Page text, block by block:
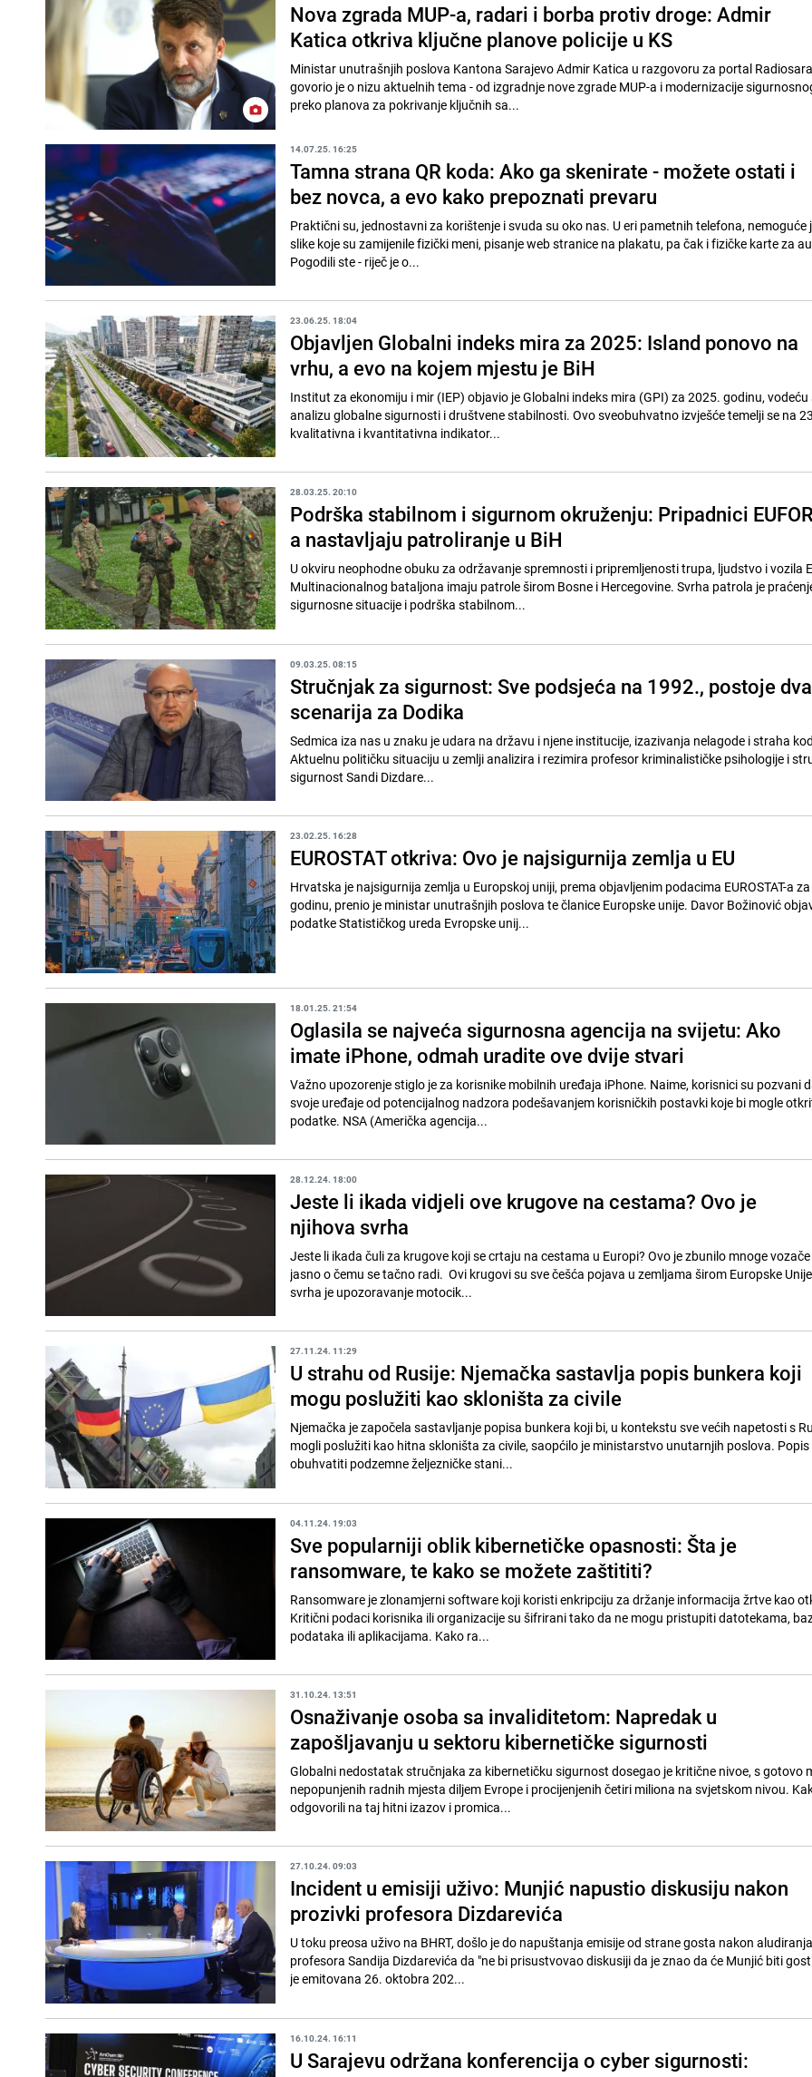
Nova zgrada MUP-a, radari i borba protiv droge: Admir
Katica otkriva ključne planove policije u KS
Ministar unutrašnjih poslova Kantona Sarajevo Admir Katica u razgovoru za portal
govorio je o nizu aktuelnih tema - od izgradnje nove zgrade MUP-a i modernizacije
preko planova za pokrivanje ključnih sa...
14.07.25. 16:25
Tamna strana QR koda: Ako ga skenirate - možete ostati i
bez novca, a evo kako prepoznati prevaru
Praktični su, jednostavni za korištenje i svuda su oko nas. U eri pametnih telefona, nemoguće
slike koje su zamijenile fizički meni, pisanje web stranice na plakatu, pa čak i fizičke karte za
Pogodili ste - riječ je o...
23.06.25. 18:04
Objavljen Globalni indeks mira za 2025: Island ponovo na
vrhu, a evo na kojem mjestu je BiH
Institut za ekonomiju i mir (IEP) objavio je Globalni indeks mira (GPI) za 2025. godinu, vodeću
analizu globalne sigurnosti i društvene stabilnosti. Ovo sveobuhvatno izvješće temelji se na 23
kvalitativna i kvantitativna indikator...
28.03.25. 20:10
Podrška stabilnom i sigurnom okruženju: Pripadnici
a nastavljaju patroliranje u BiH
U okviru neophodne obuku za održavanje spremnosti i pripremljenosti trupa, ljudstvo i vozila
Multinacionalnog bataljona imaju patrole širom Bosne i Hercegovine. Svrha patrola je
sigurnosne situacije i podrška stabilnom...
09.03.25. 08:15
Stručnjak za sigurnost: Sve podsjeća na 1992., postoje dva
scenarija za Dodika
Sedmica iza nas u znaku je udara na državu i njene institucije, izazivanja nelagode i straha
Aktuelnu političku situaciju u zemlji analizira i rezimira profesor kriminalističke psihologije i
sigurnost Sandi Dizdare...
23.02.25. 16:28
EUROSTAT otkriva: Ovo je najsigurnija zemlja u EU
Hrvatska je najsigurnija zemlja u Europskoj uniji, prema objavljenim podacima EUROSTAT-a
godinu, prenio je ministar unutrašnjih poslova te članice Europske unije. Davor Božinović
podatke Statističkog ureda Evropske unij...
18.01.25. 21:54
Oglasila se najveća sigurnosna agencija na svijetu: Ako
imate iPhone, odmah uradite ove dvije stvari
Važno upozorenje stiglo je za korisnike mobilnih uređaja iPhone. Naime, korisnici su pozvani
svoje uređaje od potencijalnog nadzora podešavanjem korisničkih postavki koje bi mogle
podatke. NSA (Američka agencija...
28.12.24. 18:00
Jeste li ikada vidjeli ove krugove na cestama? Ovo je
njihova svrha
Jeste li ikada čuli za krugove koji se crtaju na cestama u Europi? Ovo je zbunilo mnoge vozače
jasno o čemu se tačno radi. Ovi krugovi su sve češća pojava u zemljama širom Europske
svrha je upozoravanje motocik...
27.11.24. 11:29
U strahu od Rusije: Njemačka sastavlja popis bunkera koji
mogu poslužiti kao skloništa za civile
Njemačka je započela sastavljanje popisa bunkera koji bi, u kontekstu sve većih napetosti s
mogli poslužiti kao hitna skloništa za civile, saopćilo je ministarstvo unutarnjih poslova. Popis
obuhvatiti podzemne željezničke stani...
04.11.24. 19:03
Sve popularniji oblik kibernetičke opasnosti: Šta je
ransomware, te kako se možete zaštititi?
Ransomware je zlonamjerni software koji koristi enkripciju za držanje informacija žrtve kao
Kritični podaci korisnika ili organizacije su šifrirani tako da ne mogu pristupiti datotekama,
podataka ili aplikacijama. Kako ra...
31.10.24. 13:51
Osnaživanje osoba sa invaliditetom: Napredak u
zapošljavanju u sektoru kibernetičke sigurnosti
Globalni nedostatak stručnjaka za kibernetičku sigurnost dosegao je kritične nivoe, s gotovo
nepopunjenih radnih mjesta diljem Evrope i procijenjenih četiri miliona na svjetskom nivou.
odgovorili na taj hitni izazov i promica...
27.10.24. 09:03
Incident u emisiji uživo: Munjić napustio diskusiju nakon
prozivki profesora Dizdarevića
U toku preosa uživo na BHRT, došlo je do napuštanja emisije od strane gosta nakon
profesora Sandija Dizdarevića da "ne bi prisustvovao diskusiji da je znao da će Munjić biti
je emitovana 26. oktobra 202...
16.10.24. 16:11
U Sarajevu održana konferencija o cyber sigurnosti: